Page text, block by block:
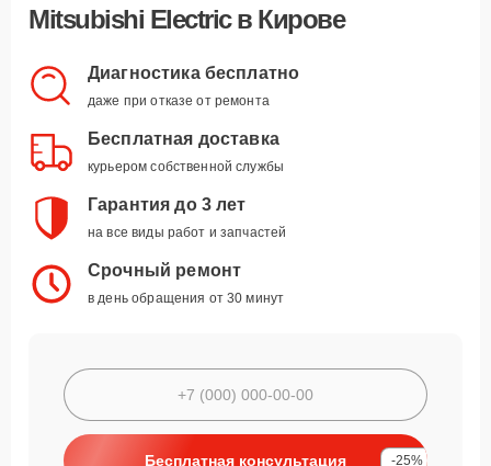
Mitsubishi Electric в Кирове
Диагностика бесплатно
даже при отказе от ремонта
Бесплатная доставка
курьером собственной службы
Гарантия до 3 лет
на все виды работ и запчастей
Срочный ремонт
в день обращения от 30 минут
Бесплатная консультация -25%